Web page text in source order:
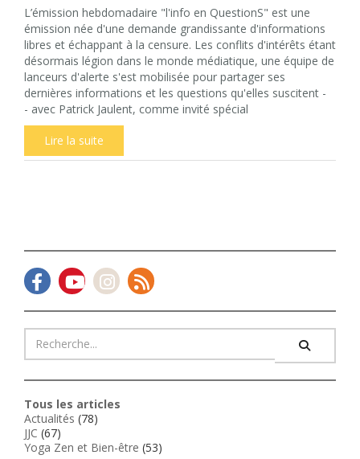
L’émission hebdomadaire "l'info en QuestionS" est une
émission née d'une demande grandissante d'informations
libres et échappant à la censure. Les conflits d'intérêts étant
désormais légion dans le monde médiatique, une équipe de
lanceurs d'alerte s'est mobilisée pour partager ses
dernières informations et les questions qu'elles suscitent -
- avec Patrick Jaulent, comme invité spécial
Lire la suite
Tous les articles
Actualités (78)
JJC (67)
Yoga Zen et Bien-être (53)